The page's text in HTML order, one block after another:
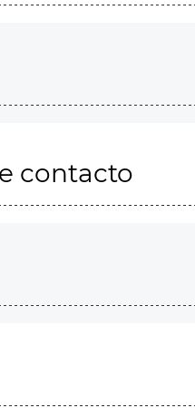
contacto